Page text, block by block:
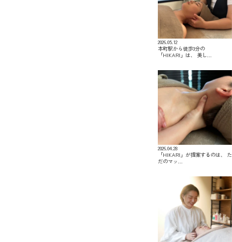
2026.05.12
本町駅から徒歩3分の
「HIKARI」は、 美し…
2026.04.28
「HIKARI」が提案するのは、 た
だのマッ…